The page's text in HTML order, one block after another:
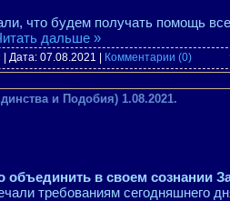
что будем получать помощь
дальше »
| Дата: 07.08.2021 Комментарии (0)
и Подобия) 1.08.2021.
объединить в своем сознании
требованиям сегодняшнего